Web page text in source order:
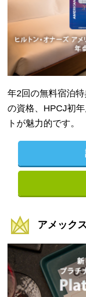
年2回の無料宿泊
の資格、HPCJ初
トが魅力的です。
アメック